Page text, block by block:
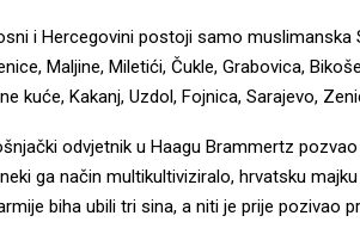
i Hercegovini postoji samo muslimanska
Maljine, Miletići, Čukle, Grabovica,
kuće, Kakanj, Uzdol, Fojnica, Sarajevo,
odvjetnik u Haagu Brammertz
ga način multikultiviziralo, hrvatsku
biha ubili tri sina, a niti je prije pozivao